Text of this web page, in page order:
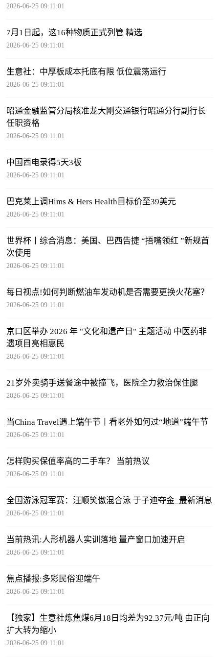
2026-06-25 09:11:01
7月1日起，这16种物质正式列管 精选
2026-06-25 09:11:01
生意社：中厚板成本托底有限 低位震荡运行
2026-06-25 09:11:01
昭通金融监管分局核准龙大刚交通银行昭通分行副行长
任职资格
2026-06-25 09:11:01
中国西电录得5天3板
2026-06-25 09:11:01
巴克莱上调Hims & Hers Health目标价至39美元
2026-06-25 09:11:01
世界杯丨综合消息：美国、巴西告捷 “捂嘴领红 ”新规首
次使用
2026-06-25 09:11:01
每日视点!如何判断燃油车发动机是否需要更换火花塞？
2026-06-25 09:11:01
京口区举办 2026 年 "文化和遗产日" 主题活动 中医药非
遗项目亮相惠民
2026-06-25 09:11:01
21岁外卖骑手送餐途中被撞飞，医院全力救治保住腿
2026-06-25 09:11:01
当China Travel遇上端午节丨看老外如何过“地道”端午节
2026-06-25 09:11:01
怎样购买保值率高的二手车？ 当前热议
2026-06-25 09:11:01
全国游泳冠军赛：汪顺笑傲混合泳 于子迪夺金_最新消息
2026-06-25 09:11:01
当前热讯:人形机器人实训落地 量产窗口加速开启
2026-06-25 09:11:01
焦点播报:多彩民俗迎端午
2026-06-25 09:11:01
【独家】生意社炼焦煤6月18日均差为92.37元/吨 由正向
扩大转为缩小
2026-06-25 09:11:01